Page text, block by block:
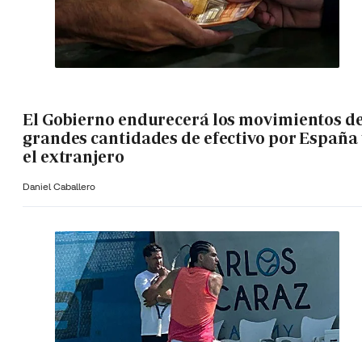
El Gobierno endurecerá los movimientos
grandes cantidades de efectivo por España
el extranjero
Daniel Caballero